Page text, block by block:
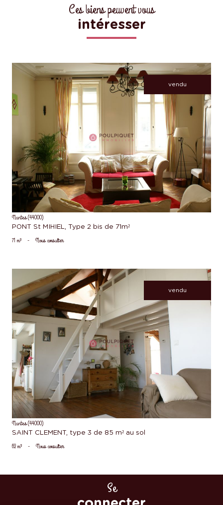
Ces biens peuvent vous
intéresser
vendu
voir le bien
Nantes (44000)
PONT St MIHIEL, Type 2 bis de 71m²
71 m²
- Nous consulter
vendu
voir le bien
Nantes (44000)
SAINT CLEMENT, type 3 de 85 m² au sol
62 m²
- Nous consulter
Se